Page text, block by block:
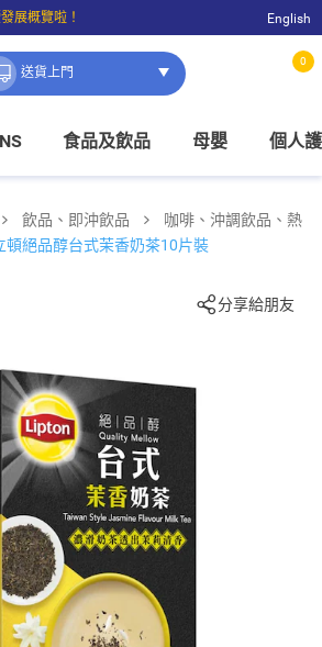
展概覽啦！
滿$100即可免費店取。
English
送貨上門
0
食品及飲品 母嬰 個人
飲品、即沖飲品
咖啡、沖調飲品、熱
頓絕品醇台式茉香奶茶10片裝
分享給朋友